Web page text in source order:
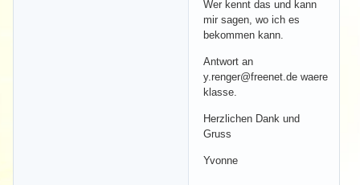
Wer kennt das und kann
mir sagen, wo ich es
bekommen kann.
Antwort an
y.renger@freenet.de waere
klasse.
Herzlichen Dank und
Gruss
Yvonne